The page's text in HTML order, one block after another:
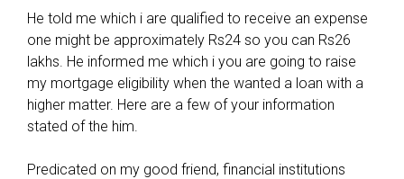
He told me which i are qualified to receive an expense
one might be approximately Rs24 so you can Rs26
lakhs. He informed me which i you are going to raise
my mortgage eligibility when the wanted a loan with a
higher matter. Here are a few of your information
stated of the him.
Predicated on my good friend, financial institutions